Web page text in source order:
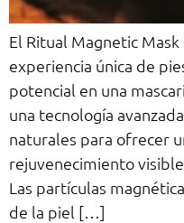
El Ritual Magnetic
experiencia única de
potencial en una
una tecnología
naturales para ofrecer
rejuvenecimiento
Las partículas
de la piel […]